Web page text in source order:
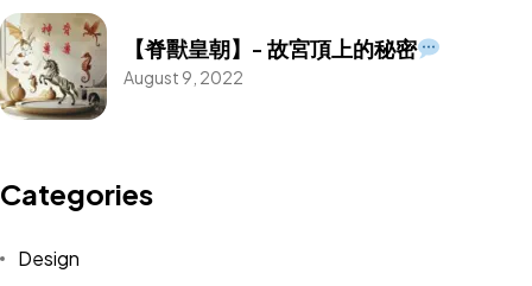
【脊獸皇朝】- 故宮頂上的秘密
August 9, 2022
Categories
Design